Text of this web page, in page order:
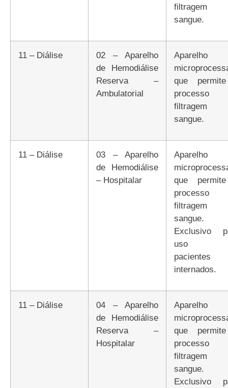
filtragem
sangue.
11 – Diálise
02 – Aparelho
de Hemodiálise
Reserva –
Ambulatorial
Aparelho
que
processo
filtragem
sangue.
11 – Diálise
03 – Aparelho
de Hemodiálise
– Hospitalar
Aparelho
que
processo
filtragem
sangue.
Exclusivo
uso
pacientes
internados.
11 – Diálise
04 – Aparelho
de Hemodiálise
Reserva –
Hospitalar
Aparelho
que
processo
filtragem
sangue.
Exclusivo